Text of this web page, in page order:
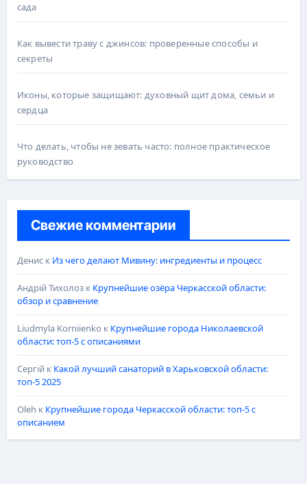
сада
Как вывести траву с джинсов: проверенные способы и
секреты
Иконы, которые защищают: духовный щит дома, семьи и
сердца
Что делать, чтобы не зевать часто: полное практическое
руководство
Свежие комментарии
Дениск Из чего делают Мивину: ингредиенты и процесс
Андрій Тихолозк Крупнейшие озёра Черкасской области:
обзор и сравнение
Liudmyla Korniienko к Крупнейшие города Николаевской
области: топ-5 с описаниями
Сергійк Какой лучший санаторий в Харьковской области:
топ-5 2025
Oleh к Крупнейшие города Черкасской области: топ-5 с
описанием